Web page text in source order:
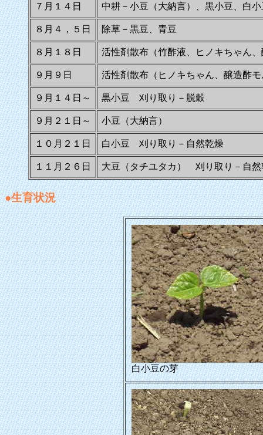
７月１４日 中耕－小豆（大納言）、黒小豆、白小
８月４，５日 除草－黒豆、青豆
８月１８日 活性剤散布（竹酢液、ヒノキちゃん
９月９日 活性剤散布（ヒノキちゃん、醸造酢
９月１４日～ 黒小豆 刈り取り－脱穀
９月２１日～ 小豆（大納言）
１０月２１日 白小豆 刈り取り－自然乾燥
１１月２６日 大豆（タチユタカ） 刈り取り－自然
●生育状況
白小豆の芽